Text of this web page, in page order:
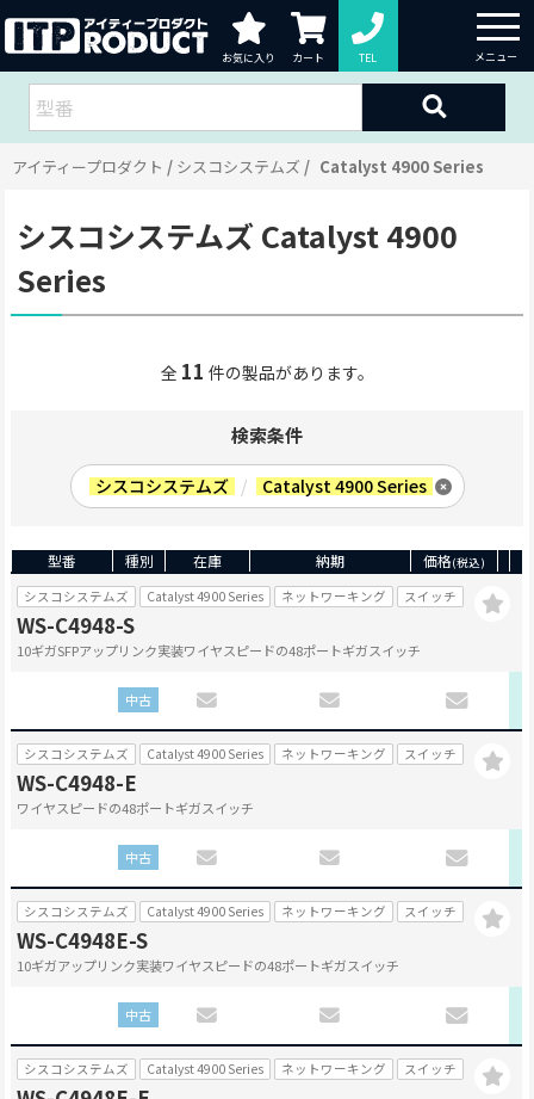
お気に入り カート TEL
アイティープロダクト シスコシステムズ Catalyst 4900 Series
シスコシステムズ Catalyst 4900
Series
全 11 件の製品があります。
検索条件
シスコシステムズ / Catalyst 4900 Series
型番 種別 在庫 納期 価格(税込)
シスコシステムズ Catalyst 4900 Series ネットワーキング スイッチ
WS-C4948-S
10ギガSFPアップリンク実装ワイヤスピードの48ポートギガスイッチ
中古
シスコシステムズ Catalyst 4900 Series ネットワーキング スイッチ
WS-C4948-E
ワイヤスピードの48ポートギガスイッチ
中古
シスコシステムズ Catalyst 4900 Series ネットワーキング スイッチ
WS-C4948E-S
10ギガアップリンク実装ワイヤスピードの48ポートギガスイッチ
中古
シスコシステムズ Catalyst 4900 Series ネットワーキング スイッチ